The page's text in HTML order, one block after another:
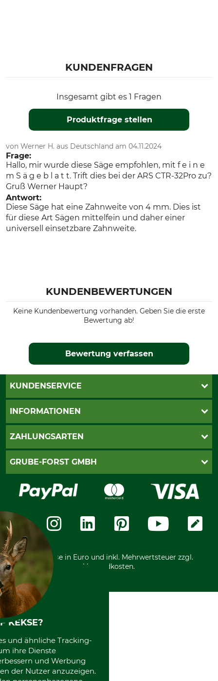
KUNDENFRAGEN
Insgesamt gibt es 1 Fragen
Produktfrage stellen
von Werner H. aus Deutschland am 04.11.2024
Frage:
Hallo, mir wurde diese Säge empfohlen, mit f e i n e
m S ä g e b l a t t. Trift dies bei der ARS CTR-32Pro zu?
Gruß Werner Haupt?
Antwort:
Diese Säge hat eine Zahnweite von 4 mm. Dies ist
für diese Art Sägen mittelfein und daher einer
universell einsetzbare Zahnweite.
KUNDENBEWERTUNGEN
Keine Kundenbewertung vorhanden. Geben Sie die erste
Bewertung ab!
Bewertung verfassen
KUNDENSERVICE
Katalogbestellung
INFORMATIONEN
AGB
Widerrufsformular
Zahlungsarten
ZAHLUNGSARTEN
PayPal
Vorkasse
GRUBE-FORST GMBH
Karriere
Über uns
Community
International
*Alle Preise in Euro und inkl. Mehrwertsteuer zzgl.
Versandkosten.
KEKSE?
und ähnliche Tracking-
ihre Dienste
und Werbung
der Nutzer anzuzeigen.